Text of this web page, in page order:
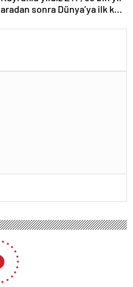
aradan sonra Dünya’ya ilk kez